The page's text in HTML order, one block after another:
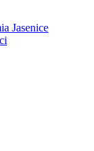
Jasenice